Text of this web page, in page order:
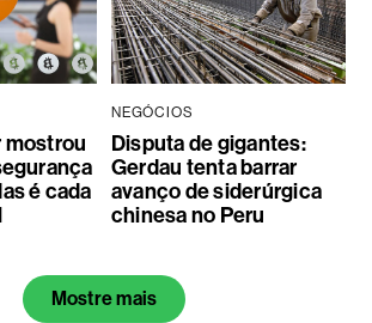
mostrou
é cada
NEGÓCIOS
Disputa de gigantes:
Gerdau tenta barrar
avanço de siderúrgica
chinesa no Peru
Mostre mais